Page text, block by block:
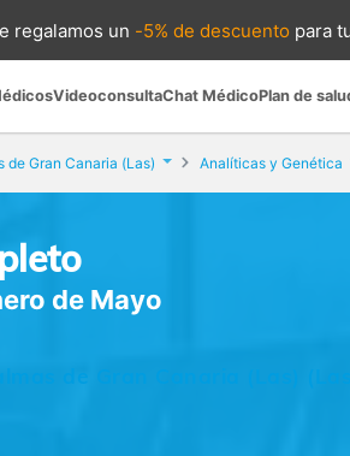
regalamos un -5% de descuento para
VideoconsultaChat MédicoPlan de
de Gran Canaria (Las) Analíticas y Genética
de Mayo